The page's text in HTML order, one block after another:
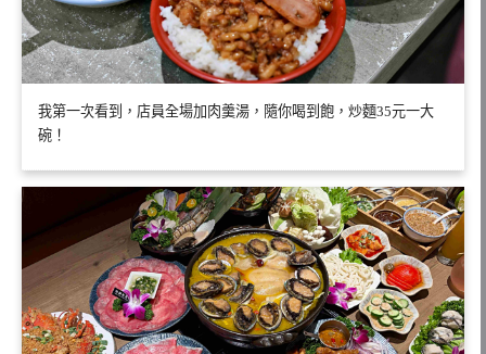
我第一次看到，店員全場加肉羹湯，隨你喝到飽，炒麵35元一大
碗！